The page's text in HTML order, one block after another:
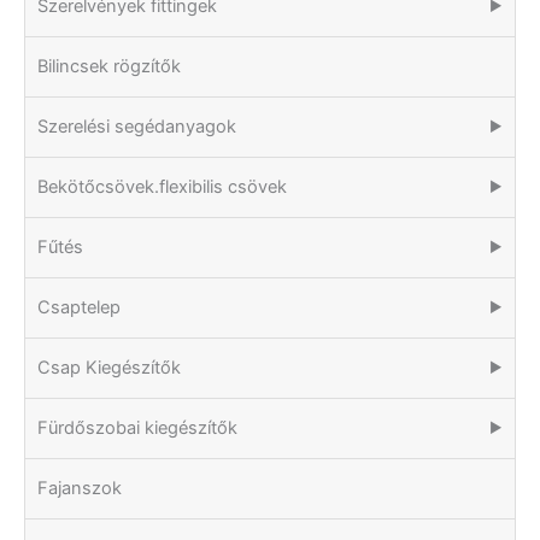
Szerelvények fittingek ▶
Bilincsek rögzítők
Szerelési segédanyagok ▶
Bekötőcsövek.flexibilis csövek ▶
Fűtés ▶
Csaptelep ▶
Csap Kiegészítők ▶
Fürdőszobai kiegészítők ▶
Fajanszok